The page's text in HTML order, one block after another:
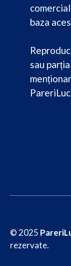
baza
sau
© 2025
rezervate.